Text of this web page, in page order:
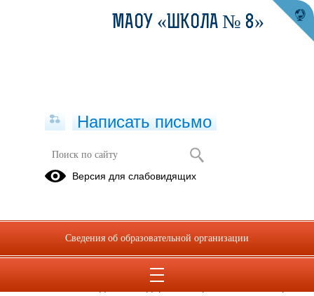
О правилах безопасного поведения
на дорогах
Уважаемые родители! Инспектор по пропаганде БДД
ОГИБДД МО МВД России "Ирбитский" ст. лейтенант
полиции Татьяна Бердюгина рассказывает о правилах
МАОУ «ШКОЛА № 8»
Написать письмо
Версия для слабовидящих
Сведения об образовательной организации